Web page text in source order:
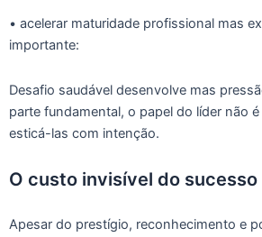
• acelerar maturidade profissional mas
importante:
Desafio saudável desenvolve mas
parte fundamental, o papel do líder não
esticá-las com intenção.
O custo invisível do sucesso
Apesar do prestígio, reconhecimento e